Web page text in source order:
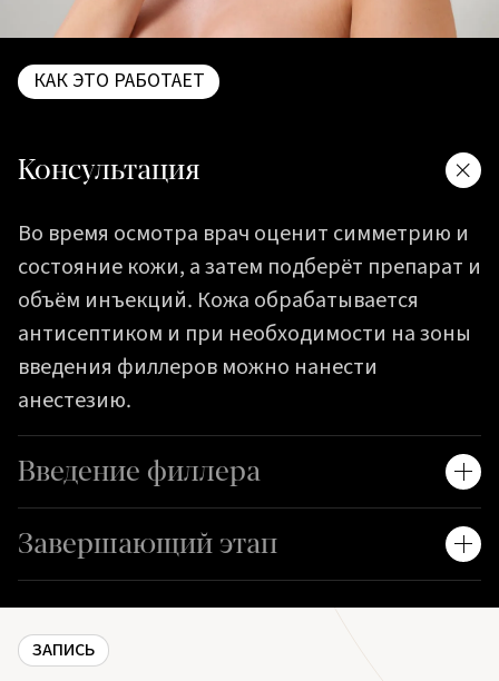
КАК ЭТО РАБОТАЕТ
Консультация
Во время осмотра врач оценит симметрию и
состояние кожи, а затем подберёт препарат и
объём инъекций. Кожа обрабатывается
антисептиком и при необходимости на зоны
введения филлеров можно нанести
анестезию.
Введение филлера
Завершающий этап
ЗАПИСЬ